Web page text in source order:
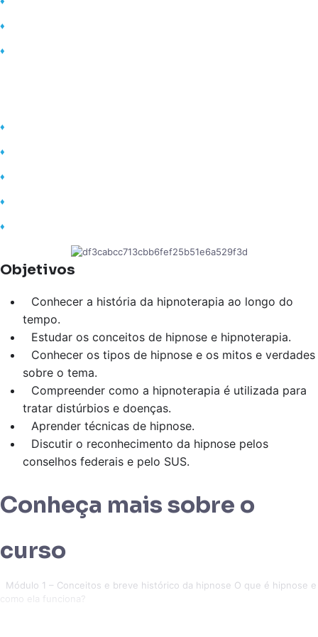
♦
♦
♦
♦
♦
♦
♦
Objetivos
Conhecer a história da hipnoterapia ao longo do
tempo.
Estudar os conceitos de hipnose e hipnoterapia.
Conhecer os tipos de hipnose e os mitos e verdades
sobre o tema.
Compreender como a hipnoterapia é utilizada para
tratar distúrbios e doenças.
Aprender técnicas de hipnose.
Discutir o reconhecimento da hipnose pelos
conselhos federais e pelo SUS.
Conheça mais sobre o
curso
Módulo 1 – Conceitos e breve histórico da hipnose O que é hipnose e
como ela funciona?